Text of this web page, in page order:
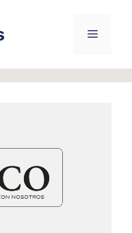
Menu